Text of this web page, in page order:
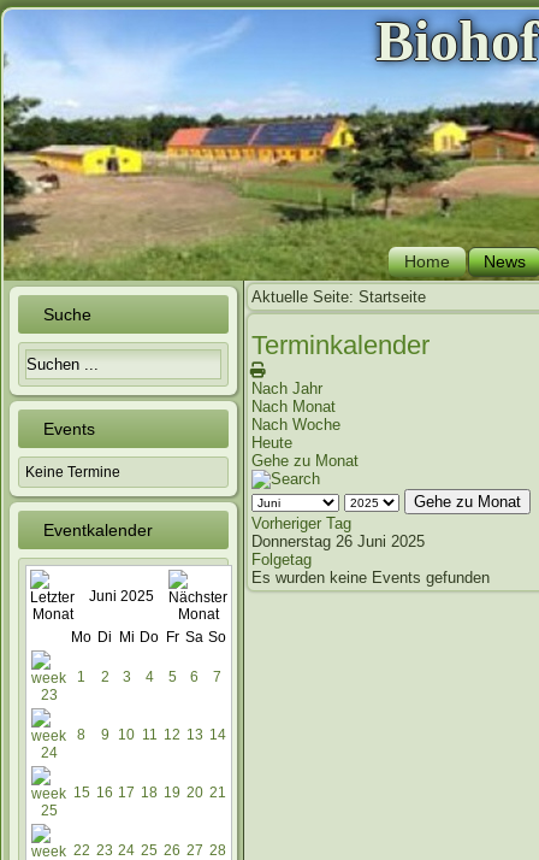
Home News
Suche
Events
Keine Termine
Eventkalender
Juni 2025
Mo Di Mi Do Fr Sa So
1 2 3 4 5 6 7
8 9 10 11 12 13 14
15 16 17 18 19 20 21
22 23 24 25 26 27 28
Aktuelle Seite: Startseite
Terminkalender
Nach Jahr
Nach Monat
Nach Woche
Heute
Gehe zu Monat
Gehe zu Monat
Vorheriger Tag
Donnerstag 26 Juni 2025
Folgetag
Es wurden keine Events gefunden